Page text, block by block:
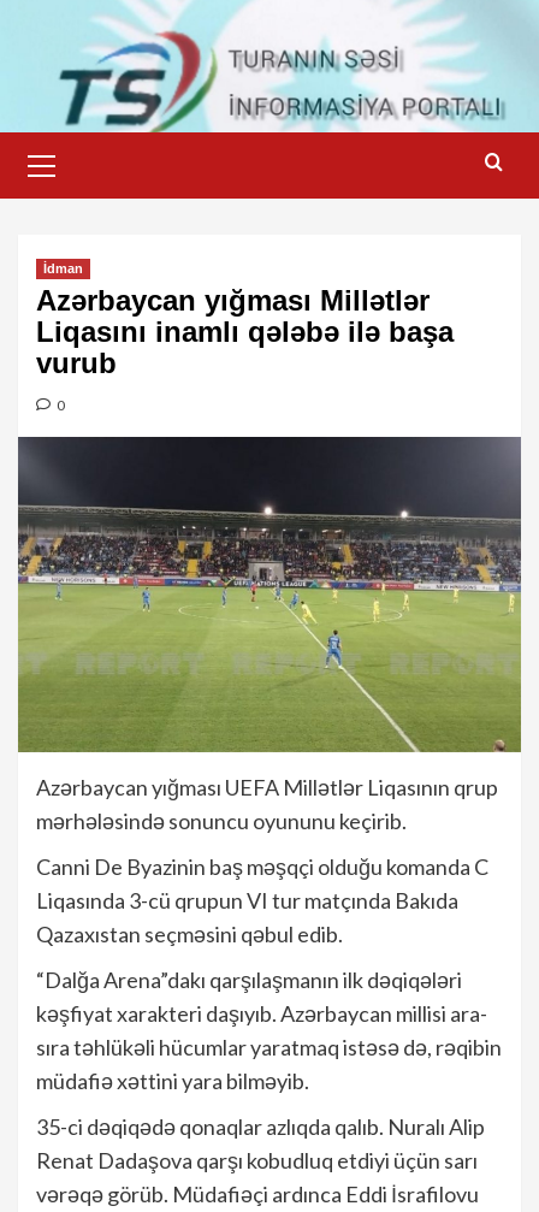
content
Menu
İdman
Azərbaycan yığması Millətlər
Liqasını inamlı qələbə ilə başa
vurub
0
Azərbaycan yığması UEFA Millətlər Liqasının qrup
mərhələsində sonuncu oyununu keçirib.
Canni De Byazinin baş məşqçi olduğu komanda C
Liqasında 3-cü qrupun VI tur matçında Bakıda
Qazaxıstan seçməsini qəbul edib.
“Dalğa Arena”dakı qarşılaşmanın ilk dəqiqələri
kəşfiyat xarakteri daşıyıb. Azərbaycan millisi ara-
sıra təhlükəli hücumlar yaratmaq istəsə də, rəqibin
müdafiə xəttini yara bilməyib.
35-ci dəqiqədə qonaqlar azlıqda qalıb. Nuralı Alip
Renat Dadaşova qarşı kobudluq etdiyi üçün sarı
vərəqə görüb. Müdafiəçi ardınca Eddi İsrafilovu